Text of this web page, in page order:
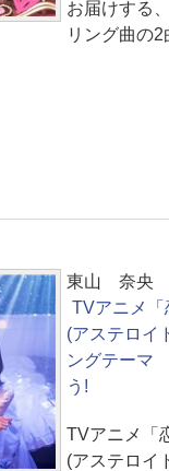
お届けする
リング曲の2
東山 奈央
TVアニメ「
(アステロイ
ングテーマ
う!
TVアニメ「
(アステロイ